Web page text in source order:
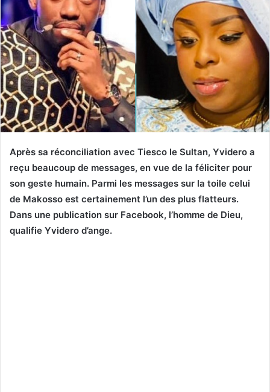
Après sa réconciliation avec Tiesco le Sultan, Yvidero a
reçu beaucoup de messages, en vue de la féliciter pour
son geste humain. Parmi les messages sur la toile celui
de Makosso est certainement l’un des plus flatteurs.
Dans une publication sur Facebook, l’homme de Dieu,
qualifie Yvidero d’ange.